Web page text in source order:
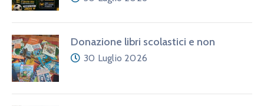
Donazione libri scolastici e non
30 Luglio 2026